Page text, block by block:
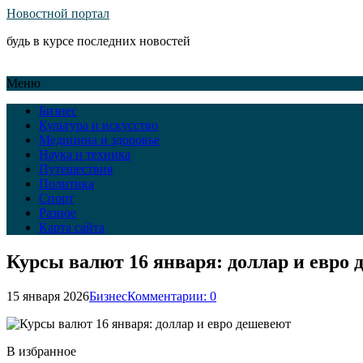
Новостной портал
будь в курсе последних новостей
Меню
Бизнес
Культура и искусство
Медицина и здоровье
Наука и техника
Путешествия
Политика
Спорт
Разное
Карта сайта
Курсы валют 16 января: доллар и евро
15 января 2026БизнесКомментарии: 0
В избранное